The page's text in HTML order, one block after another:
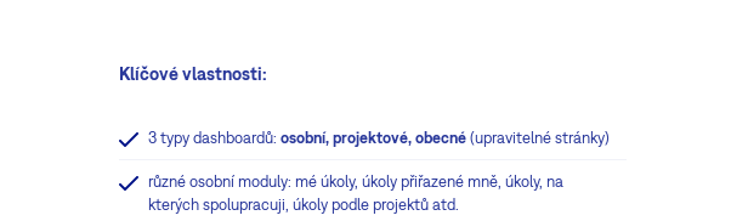
Klíčové vlastnosti:
3 typy dashboardů:osobní, projektové, obecné (upravitelné stránky)
různé osobní moduly: mé úkoly, úkoly přiřazené mně, úkoly, na
kterých spolupracuji, úkoly podle projektů atd.